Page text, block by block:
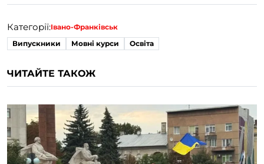
Категорії:Івано-Франківськ
Випускники
Мовні курси Освіта
ЧИТАЙТЕ ТАКОЖ